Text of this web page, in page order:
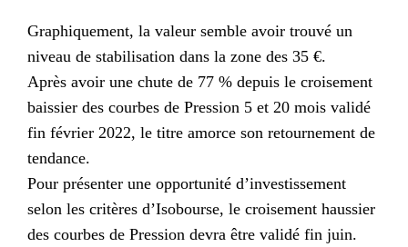
Graphiquement, la valeur semble avoir trouvé un
niveau de stabilisation dans la zone des 35 €.
Après avoir une chute de 77 % depuis le croisement
baissier des courbes de Pression 5 et 20 mois validé
fin février 2022, le titre amorce son retournement de
tendance.
Pour présenter une opportunité d’investissement
selon les critères d’Isobourse, le croisement haussier
des courbes de Pression devra être validé fin juin.